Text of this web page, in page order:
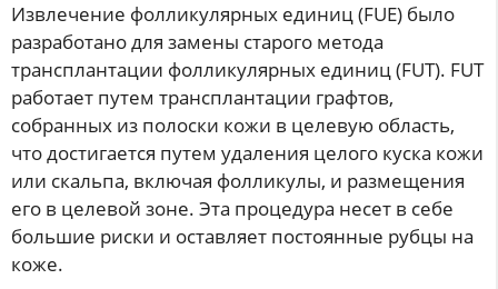
Извлечение фолликулярных единиц (FUE) было
разработано для замены старого метода
трансплантации фолликулярных единиц (FUT). FUT
работает путем трансплантации графтов,
собранных из полоски кожи в целевую область,
что достигается путем удаления целого куска кожи
или скальпа, включая фолликулы, и размещения
его в целевой зоне. Эта процедура несет в себе
большие риски и оставляет постоянные рубцы на
коже.